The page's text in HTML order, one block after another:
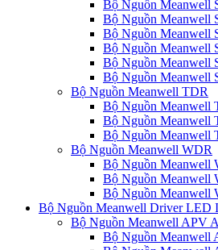
Bộ Nguồn Meanwell
Bộ Nguồn Meanwell
Bộ Nguồn Meanwell
Bộ Nguồn Meanwell
Bộ Nguồn Meanwell
Bộ Nguồn Meanwell
Bộ Nguồn Meanwell TDR
Bộ Nguồn Meanwell
Bộ Nguồn Meanwell
Bộ Nguồn Meanwell
Bộ Nguồn Meanwell WDR
Bộ Nguồn Meanwell
Bộ Nguồn Meanwell
Bộ Nguồn Meanwell
Bộ Nguồn Meanwell Driver LED
Bộ Nguồn Meanwell APV
Bộ Nguồn Meanwell